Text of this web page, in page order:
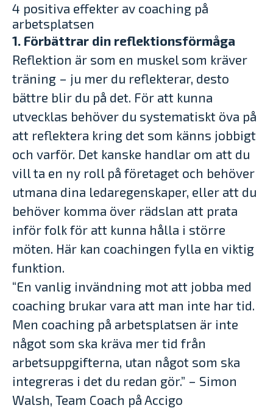
4 positiva effekter av coaching på
arbetsplatsen
1. Förbättrar din reflektionsförmåga
Reflektion är som en muskel som kräver
träning – ju mer du reflekterar, desto
bättre blir du på det. För att kunna
utvecklas behöver du systematiskt öva på
att reflektera kring det som känns jobbigt
och varför. Det kanske handlar om att du
vill ta en ny roll på företaget och behöver
utmana dina ledaregenskaper, eller att du
behöver komma över rädslan att prata
inför folk för att kunna hålla i större
möten. Här kan coachingen fylla en viktig
funktion.
“En vanlig invändning mot att jobba med
coaching brukar vara att man inte har tid.
Men coaching på arbetsplatsen är inte
något som ska kräva mer tid från
arbetsuppgifterna, utan något som ska
integreras i det du redan gör.” – Simon
Walsh, Team Coach på Accigo